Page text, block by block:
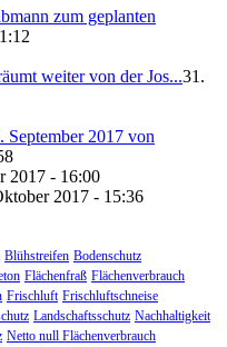
zum geplanten
weiter von der Jos...31.
2017 von
2017 - 16:00
2017 - 15:36
Blühstreifen Bodenschutz
Flächenfraß Flächenverbrauch
Frischluft Frischluftschneise
Landschaftsschutz Nachhaltigkeit
Netto null Flächenverbrauch